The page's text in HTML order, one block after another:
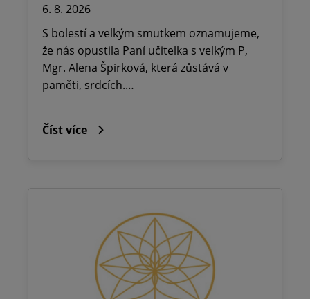
6. 8. 2026
S bolestí a velkým smutkem oznamujeme,
že nás opustila Paní učitelka s velkým P,
Mgr. Alena Špirková, která zůstává v
paměti, srdcích.…
Číst více